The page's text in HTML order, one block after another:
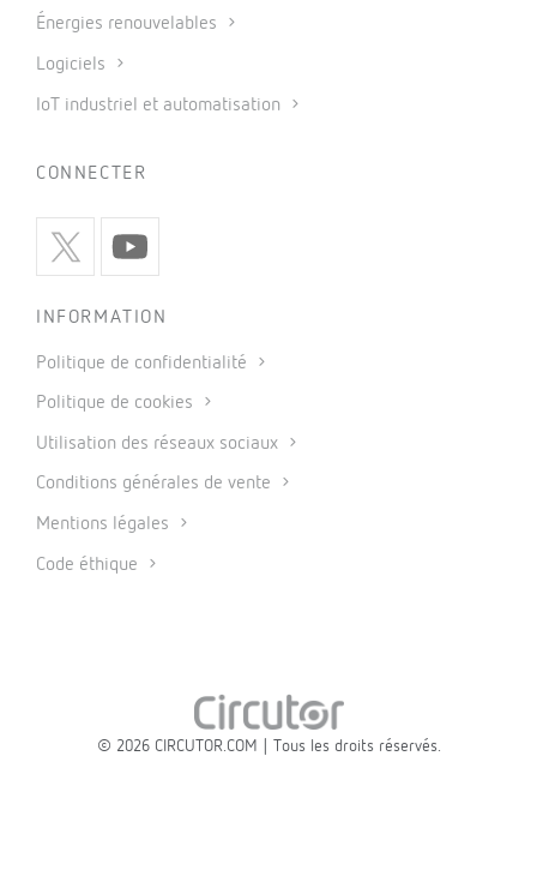
Énergies renouvelables
Logiciels
IoT industriel et automatisation
CONNECTER
INFORMATION
Politique de confidentialité
Politique de cookies
Utilisation des réseaux sociaux
Conditions générales de vente
Mentions légales
Code éthique
© 2026 CIRCUTOR.COM | Tous les droits réservés.